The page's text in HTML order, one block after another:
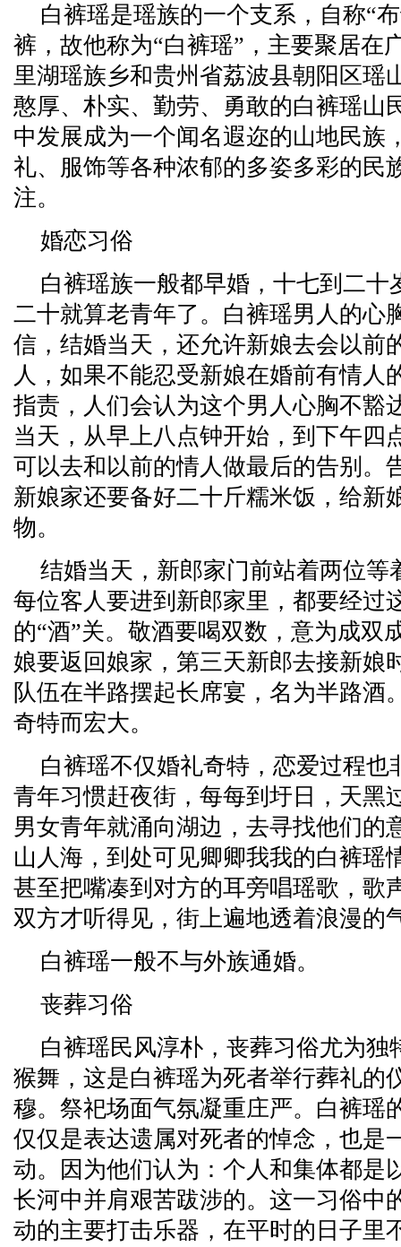
白裤瑶是瑶族的一个支系，自称“
裤，故他称为“白裤瑶”，主要聚居在
里湖瑶族乡和贵州省荔波县朝阳区瑶
憨厚、朴实、勤劳、勇敢的白裤瑶山
中发展成为一个闻名遐迩的山地民族
礼、服饰等各种浓郁的多姿多彩的民
注。
婚恋习俗
白裤瑶族一般都早婚，十七到二十
二十就算老青年了。白裤瑶男人的心
信，结婚当天，还允许新娘去会以前
人，如果不能忍受新娘在婚前有情人
指责，人们会认为这个男人心胸不豁
当天，从早上八点钟开始，到下午四
可以去和以前的情人做最后的告别。
新娘家还要备好二十斤糯米饭，给新
物。
结婚当天，新郎家门前站着两位等
每位客人要进到新郎家里，都要经过
的“酒”关。敬酒要喝双数，意为成双
娘要返回娘家，第三天新郎去接新娘
队伍在半路摆起长席宴，名为半路酒
奇特而宏大。
白裤瑶不仅婚礼奇特，恋爱过程也
青年习惯赶夜街，每每到圩日，天黑
男女青年就涌向湖边，去寻找他们的
山人海，到处可见卿卿我我的白裤瑶
甚至把嘴凑到对方的耳旁唱瑶歌，歌
双方才听得见，街上遍地透着浪漫的
白裤瑶一般不与外族通婚。
丧葬习俗
白裤瑶民风淳朴，丧葬习俗尤为独
猴舞，这是白裤瑶为死者举行葬礼的
穆。祭祀场面气氛凝重庄严。白裤瑶
仅仅是表达遗属对死者的悼念，也是
动。因为他们认为：个人和集体都是
长河中并肩艰苦跋涉的。这一习俗中
动的主要打击乐器，在平时的日子里